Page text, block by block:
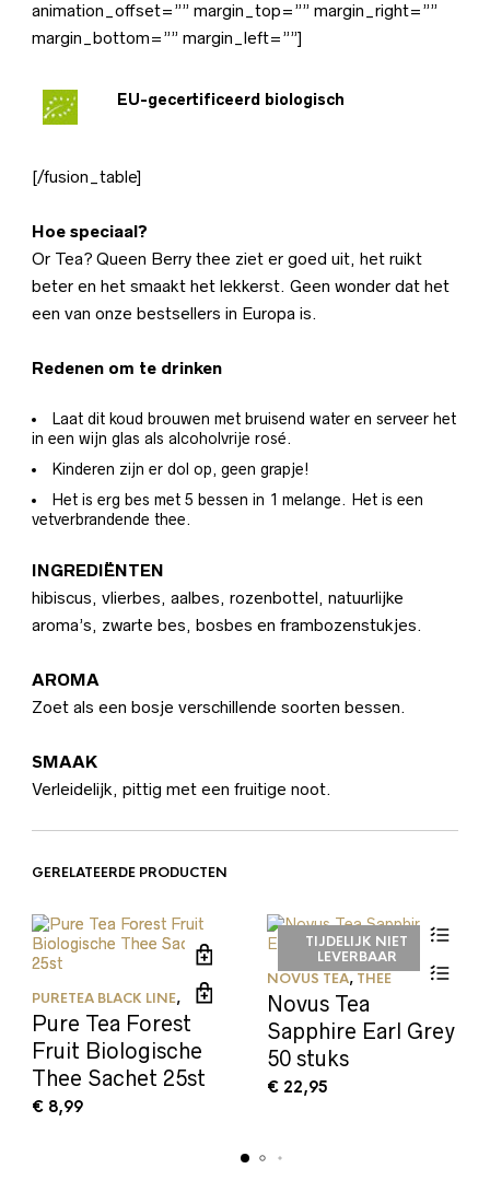
animation_offset=”” margin_top=”” margin_right=””
margin_bottom=”” margin_left=””]
EU-gecertificeerd biologisch
[/fusion_table]
Hoe speciaal?
Or Tea? Queen Berry thee ziet er goed uit, het ruikt
beter en het smaakt het lekkerst. Geen wonder dat het
een van onze bestsellers in Europa is.
Redenen om te drinken
Laat dit koud brouwen met bruisend water en serveer het
in een wijn glas als alcoholvrije rosé.
Kinderen zijn er dol op, geen grapje!
Het is erg bes met 5 bessen in 1 melange. Het is een
vetverbrandende thee.
INGREDIËNTEN
hibiscus, vlierbes, aalbes, rozenbottel, natuurlijke
aroma’s, zwarte bes, bosbes en frambozenstukjes.
AROMA
Zoet als een bosje verschillende soorten bessen.
SMAAK
Verleidelijk, pittig met een fruitige noot.
GERELATEERDE PRODUCTEN
PURETEA BLACK LINE, THEE
Pure Tea Forest
Fruit Biologische
Thee Sachet 25st
€8,99
TIJDELIJK NIET
LEVERBAAR
NOVUS TEA, THEE
Novus Tea
Sapphire Earl Grey
50 stuks
€22,95